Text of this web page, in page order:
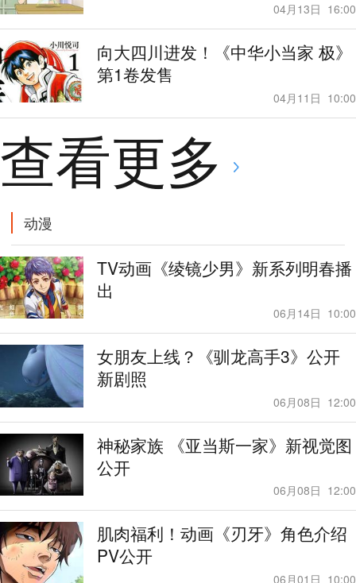
04月13日 16:00
向大四川进发！《中华小当家 极》
第1卷发售
04月11日 10:00
查看更多
动漫
TV动画《绫镜少男》新系列明春播
出
06月14日 10:00
女朋友上线？《驯龙高手3》公开
新剧照
06月08日 12:00
神秘家族 《亚当斯一家》新视觉图
公开
06月08日 12:00
肌肉福利！动画《刃牙》角色介绍
PV公开
06月01日 10:00